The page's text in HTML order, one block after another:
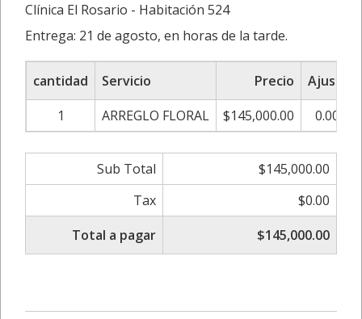
Clínica El Rosario - Habitación 524
Entrega: 21 de agosto, en horas de la tarde.
cantidad Servicio Precio
Ajuste
1
ARREGLO FLORAL $145,000.00 0.00%
Sub Total
$145,000.00
Tax
$0.00
Total a pagar
$145,000.00